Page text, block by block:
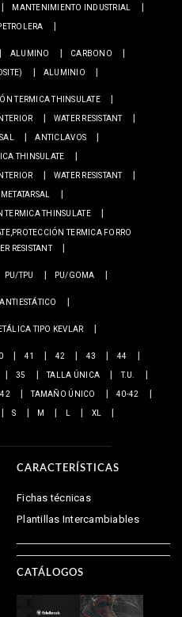
MANTENIMIENTO INDUSTRIAL
ALUMINO
CARBONO
ALUMINIO
TERMICA THINSULATE
WATER RESISTANT
ANTICLAVOS
THINSULATE
WATER RESISTANT
THINSULATE
TERMICA FORRO
RESISTANT
PU/TPU PU/GOMA
ANTIESTÁTICO
TIPO KEVLAR
41 42 43
44
35 TALLA ÚNICA
T.U.
TAMAÑO ÚNICO
40-42
S M L XL
CARACTERÍSTICAS
Fichas técnicas
Plantillas Intercambiables
CATÁLOGOS